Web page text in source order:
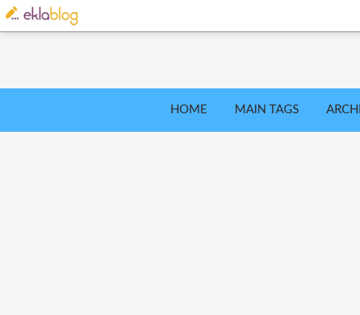
HOME MAIN TAGS